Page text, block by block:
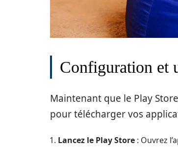
Configuration et
Maintenant que le Play
pour télécharger vos
Lancez le Play Store : Ouvrez